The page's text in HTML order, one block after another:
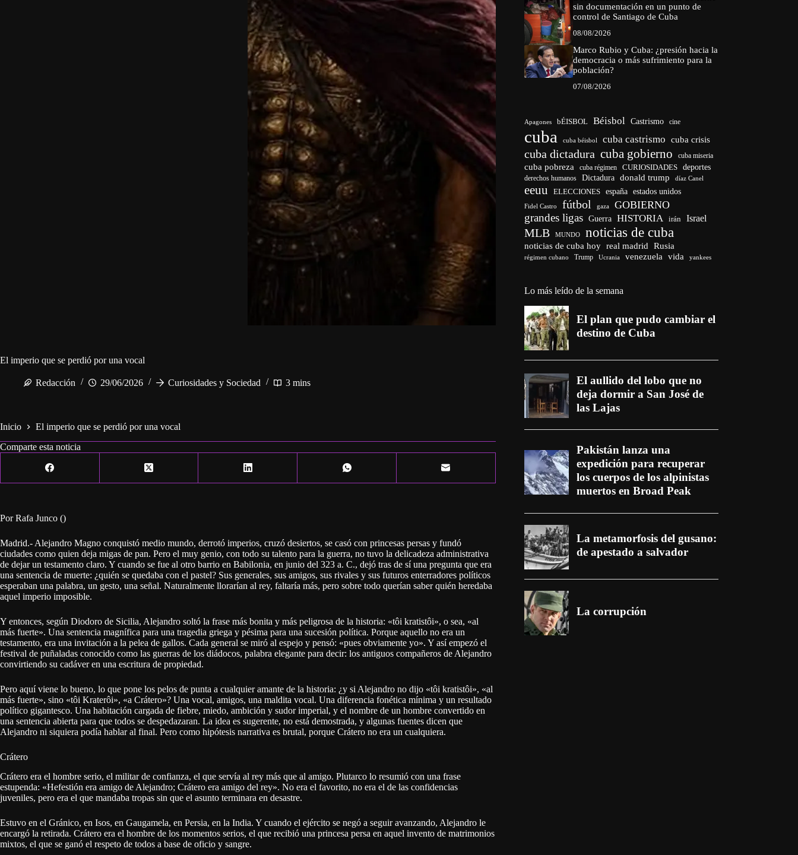
El imperio que se perdió por una vocal
Redacción 29/06/2026 Curiosidades y Sociedad 3 mins
Inicio
El imperio que se perdió por una vocal
Comparte esta noticia
Por Rafa Junco ()
Madrid.- Alejandro Magno conquistó medio mundo, derrotó imperios, cruzó desiertos, se casó con princesas persas y fundó
ciudades como quien deja migas de pan. Pero el muy genio, con todo su talento para la guerra, no tuvo la delicadeza administrativa
de dejar un testamento claro. Y cuando se fue al otro barrio en Babilonia, en junio del 323 a. C., dejó tras de sí una pregunta que era
una sentencia de muerte: ¿quién se quedaba con el pastel? Sus generales, sus amigos, sus rivales y sus futuros enterradores políticos
esperaban una palabra, un gesto, una señal. Naturalmente llorarían al rey, faltaría más, pero sobre todo querían saber quién heredaba
aquel imperio imposible.
Y entonces, según Diodoro de Sicilia, Alejandro soltó la frase más bonita y más peligrosa de la historia: «tôi kratistôi», o sea, «al
más fuerte». Una sentencia magnífica para una tragedia griega y pésima para una sucesión política. Porque aquello no era un
testamento, era una invitación a la pelea de gallos. Cada general se miró al espejo y pensó: «pues obviamente yo». Y así empezó el
festival de puñaladas conocido como las guerras de los diádocos, palabra elegante para decir: los antiguos compañeros de Alejandro
convirtiendo su cadáver en una escritura de propiedad.
Pero aquí viene lo bueno, lo que pone los pelos de punta a cualquier amante de la historia: ¿y si Alejandro no dijo «tôi kratistôi», «al
más fuerte», sino «tôi Kraterôi», «a Crátero»? Una vocal, amigos, una maldita vocal. Una diferencia fonética mínima y un resultado
político gigantesco. Una habitación cargada de fiebre, miedo, ambición y sudor imperial, y el nombre de un hombre convertido en
una sentencia abierta para que todos se despedazaran. La idea es sugerente, no está demostrada, y algunas fuentes dicen que
Alejandro ni siquiera podía hablar al final. Pero como hipótesis narrativa es brutal, porque Crátero no era un cualquiera.
Crátero
Crátero era el hombre serio, el militar de confianza, el que servía al rey más que al amigo. Plutarco lo resumió con una frase
estupenda: «Hefestión era amigo de Alejandro; Crátero era amigo del rey». No era el favorito, no era el de las confidencias
juveniles, pero era el que mandaba tropas sin que el asunto terminara en desastre.
Estuvo en el Gránico, en Isos, en Gaugamela, en Persia, en la India. Y cuando el ejército se negó a seguir avanzando, Alejandro le
encargó la retirada. Crátero era el hombre de los momentos serios, el que recibió una princesa persa en aquel invento de matrimonios
mixtos, el que se ganó el respeto de todos a base de oficio y sangre.
sin documentación en un punto de
control de Santiago de Cuba
08/08/2026
Marco Rubio y Cuba: ¿presión hacia la
democracia o más sufrimiento para la
población?
07/08/2026
Apagones bÉISBOL Béisbol Castrismo cine
cuba cuba béisbol cuba castrismo cuba crisis
cuba dictadura cuba gobierno cuba miseria
cuba pobreza cuba régimen CURIOSIDADES deportes
derechos humanos Dictadura donald trump díaz Canel
eeuu ELECCIONES españa estados unidos
Fidel Castro fútbol gaza GOBIERNO
grandes ligas Guerra HISTORIA irán Israel
MLB MUNDO noticias de cuba
noticias de cuba hoy real madrid Rusia
régimen cubano Trump Ucrania venezuela vida yankees
Lo más leído de la semana